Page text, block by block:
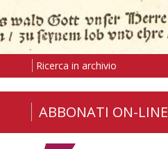
Ricerca in archivio
ABBONATI ON-LINE